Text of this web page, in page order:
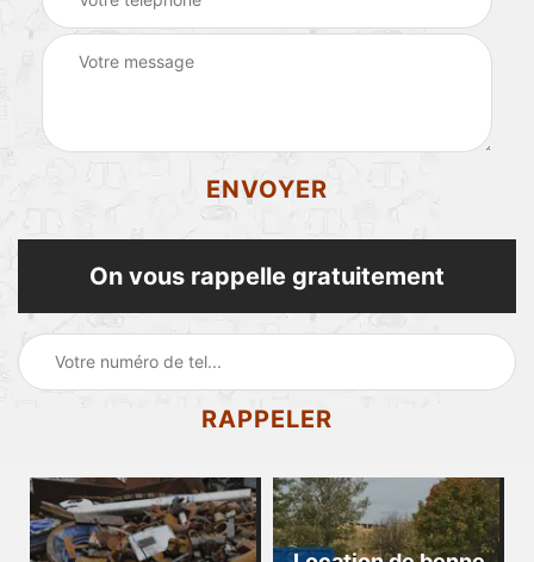
On vous rappelle gratuitement